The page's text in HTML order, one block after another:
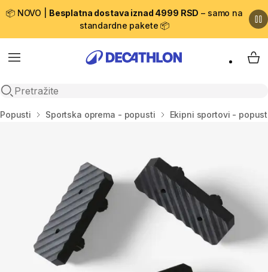
📦 NOVO | Besplatna dostava iznad 4999 RSD – samo na
standardne pakete 📦
Menu
Open search
My
Početna stranica
Popusti Sportska oprema - popusti Ekipni sportovi -